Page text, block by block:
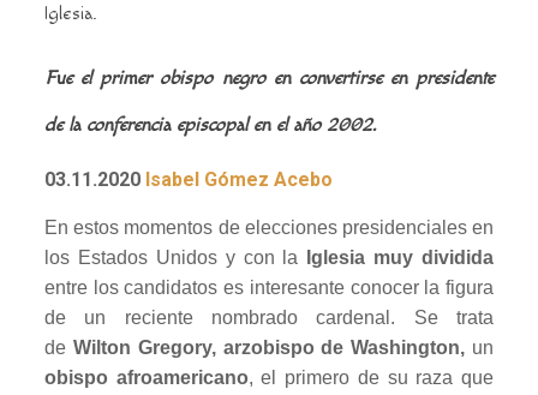
Iglesia.
Fue el primer obispo negro en convertirse en presidente
de la conferencia episcopal en el año 2002.
03.11.2020 Isabel Gómez Acebo
En estos momentos de elecciones presidenciales en
los Estados Unidos y con la
Iglesia muy dividida
entre los candidatos es interesante conocer la figura
de un reciente nombrado cardenal. Se trata
deWilton Gregory, arzobispo de Washington, un
obispo afroamericano, el primero de su raza que